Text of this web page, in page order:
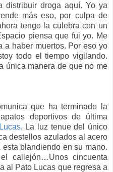
distribuir droga aquí. Yo ya
más eso, por culpa de
tengo la culebra con un
piensa que fui yo. Me
a haber muertos. Por eso yo
todo el tiempo vigilando.
única manera de que no me
que ha terminado la
deportivos de última
. La luz tenue del único
destellos azulados al acero
blandiendo en su mano.
callejón…Unos cincuenta
al Pato Lucas que regresa a